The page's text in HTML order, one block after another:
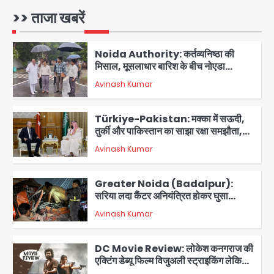
>> ताजा खबरें
2
Noida Authority: कर्तव्यनिष्ठा की
मिसाल, मूसलाधार बारिश के बीच नोएडा
प्राधिकरण ने संभाला मोर्चा, सेक्टर 105
आरडब्ल्यूए ने जताया आभार
Avinash Kumar
3
Türkiye-Pakistan: मक्का में सऊदी,
तुर्की और पाकिस्तान का साझा रक्षा समझौता,
जानें इसके मायने
Avinash Kumar
4
Greater Noida (Badalpur):
सरिया लदा कैंटर अनियंत्रित होकर घुसा
किराना दुकान में , ड्राइवर की मौत
Avinash Kumar
5
DC Movie Review: लोकेश कनगराज की
एक्टिंग डेब्यू फिल्म विजुअली स्ट्राइकिंग लेकिन
स्क्रीनप्ले में कमजोर, लेकिन कहानी अधूरी रह
गई, 3 स्टार रेटिंग
Avinash Kumar